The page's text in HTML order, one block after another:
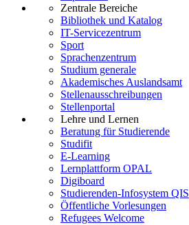
Zentrale Bereiche
Bibliothek und Katalog
IT-Servicezentrum
Sport
Sprachenzentrum
Studium generale
Akademisches Auslandsamt
Stellenausschreibungen
Stellenportal
Lehre und Lernen
Beratung für Studierende
Studifit
E-Learning
Lernplattform OPAL
Digiboard
Studierenden-Infosystem QIS
Öffentliche Vorlesungen
Refugees Welcome